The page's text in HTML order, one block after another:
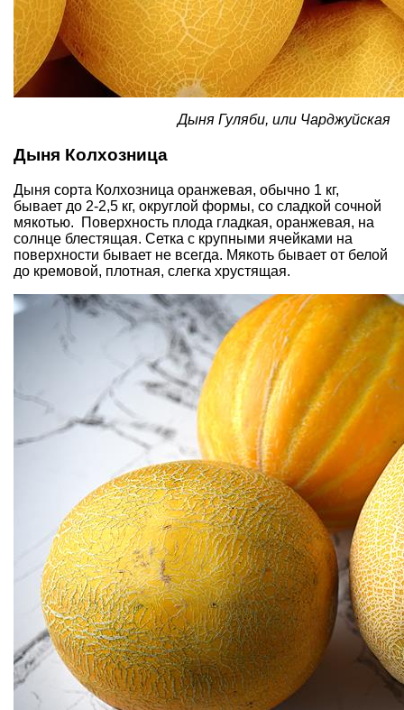
Дыня Гуляби, или Чарджуйская
Дыня Колхозница
Дыня сорта Колхозница оранжевая, обычно 1 кг,
бывает до 2-2,5 кг, округлой формы, со сладкой сочной
мякотью. Поверхность плода гладкая, оранжевая, на
солнце блестящая. Сетка с крупными ячейками на
поверхности бывает не всегда. Мякоть бывает от белой
до кремовой, плотная, слегка хрустящая.